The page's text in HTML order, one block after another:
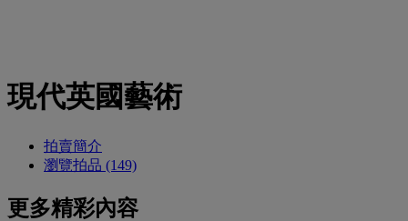
現代英國藝術
拍賣簡介
瀏覽拍品 (149)
更多精彩內容